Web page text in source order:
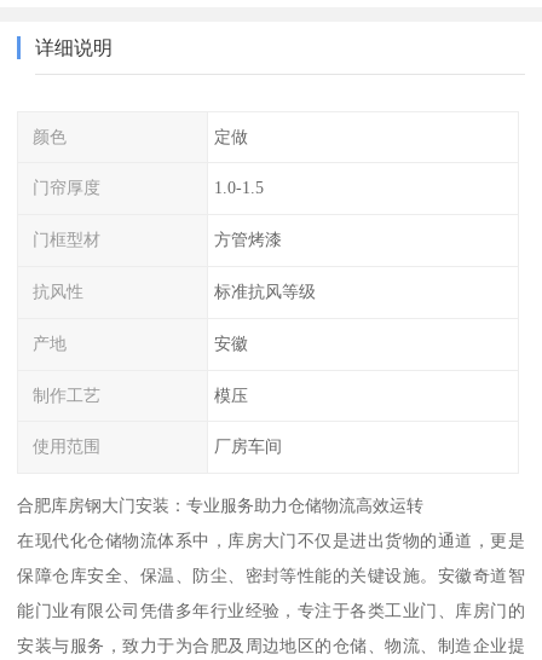
详细说明
颜色 定做
门帘厚度 1.0-1.5
门框型材 方管烤漆
抗风性 标准抗风等级
产地 安徽
制作工艺 模压
使用范围 厂房车间
合肥库房钢大门安装：专业服务助力仓储物流高效运转
在现代化仓储物流体系中，库房大门不仅是进出货物的通道，更是
保障仓库安全、保温、防尘、密封等性能的关键设施。安徽奇道智
能门业有限公司凭借多年行业经验，专注于各类工业门、库房门的
安装与服务，致力于为合肥及周边地区的仓储、物流、制造企业提